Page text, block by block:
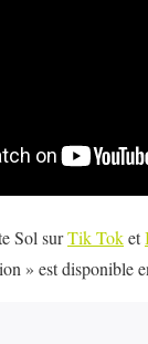
Sol surTik Toket
» est disponible